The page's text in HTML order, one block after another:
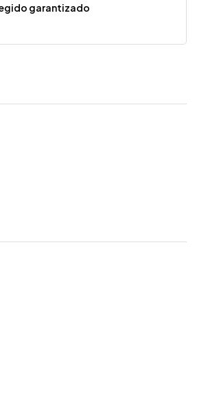
garantizado